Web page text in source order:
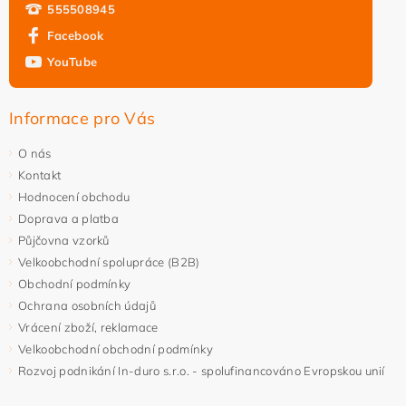
555508945
Facebook
YouTube
Informace pro Vás
O nás
Kontakt
Hodnocení obchodu
Doprava a platba
Půjčovna vzorků
Velkoobchodní spolupráce (B2B)
Obchodní podmínky
Ochrana osobních údajů
Vrácení zboží, reklamace
Velkoobchodní obchodní podmínky
Rozvoj podnikání In-duro s.r.o. - spolufinancováno Evropskou unií